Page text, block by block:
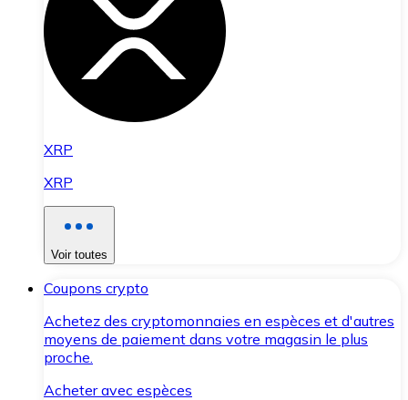
XRP
XRP
Voir toutes
Coupons crypto
Achetez des cryptomonnaies en espèces et d'autres
moyens de paiement dans votre magasin le plus
proche.
Acheter avec espèces